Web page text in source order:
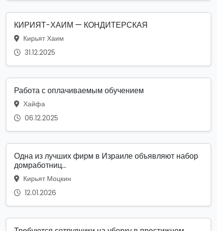
КИРИЯТ-ХАИМ — КОНДИТЕРСКАЯ
Кирьят Хаим
31.12.2025
Работа с оплачиваемым обучением
Хайфа
06.12.2025
Одна из лучших фирм в Израиле объявляют набор
домработниц...
Кирьят Моцкин
12.01.2026